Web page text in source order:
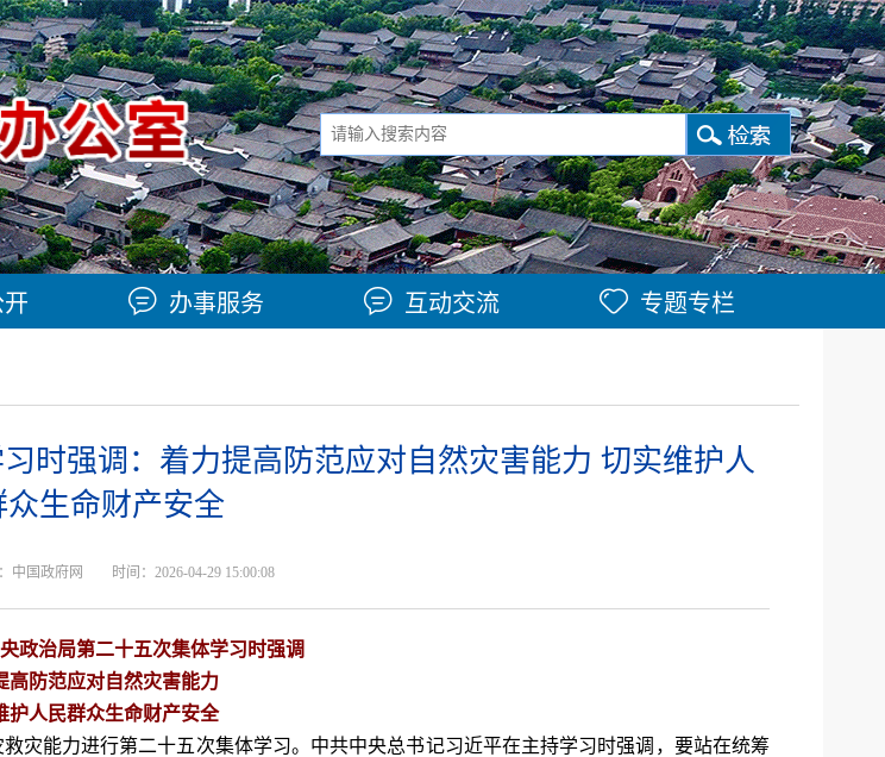
办事服务 互动交流 专题专栏
时强调：着力提高防范应对自然灾害能力 切实维护人
众生命财产安全
中国政府网 时间：2026-04-29 15:00:08
政治局第二十五次集体学习时强调
高防范应对自然灾害能力
护人民群众生命财产安全
灾能力进行第二十五次集体学习。中共中央总书记习近平在主持学习时强调，要站在统筹